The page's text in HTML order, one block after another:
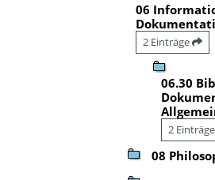
06
2 Einträge
06.30
2 Einträge
08